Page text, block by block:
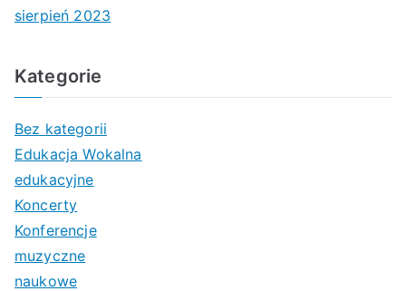
sierpień 2023
Kategorie
Bez kategorii
Edukacja Wokalna
edukacyjne
Koncerty
Konferencje
muzyczne
naukowe